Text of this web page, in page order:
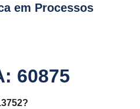
em Processos
60875